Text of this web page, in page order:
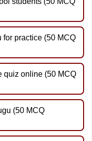
for practice (50 MCQ
quiz online (50 MCQ
(50 MCQ